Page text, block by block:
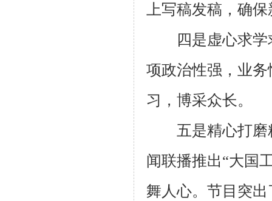
上写稿发稿，确
四是虚心求学
项政治性强，业
习，博采众长。
五是精心打磨
闻联播推出“大国
舞人心。节目突